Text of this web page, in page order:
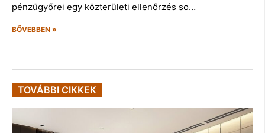
pénzügyőrei egy közterületi ellenőrzés so…
BŐVEBBEN »
TOVÁBBI CIKKEK